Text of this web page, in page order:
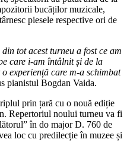
bucăților muzicale,
piesele respective ori de
tot acest turneu a fost ce am
care i-am întâlnit și de la
experiență care m-a schimbat
pianistul Bogdan Vaida.
prin țară cu o nouă ediție
Repertoriul noului turneu va fi
în do major D. 760 de
loc cu predilecție în muzee și